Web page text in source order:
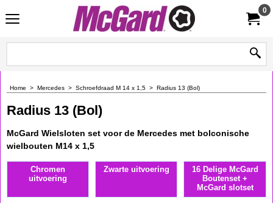
0
Home > Mercedes > Schroefdraad M 14 x 1,5 > Radius 13 (Bol)
Radius 13 (Bol)
McGard Wielsloten set voor de Mercedes met bolconische
wielbouten M14 x 1,5
Chromen
uitvoering
Zwarte uitvoering
16 Delige McGard
Boutenset +
McGard slotset